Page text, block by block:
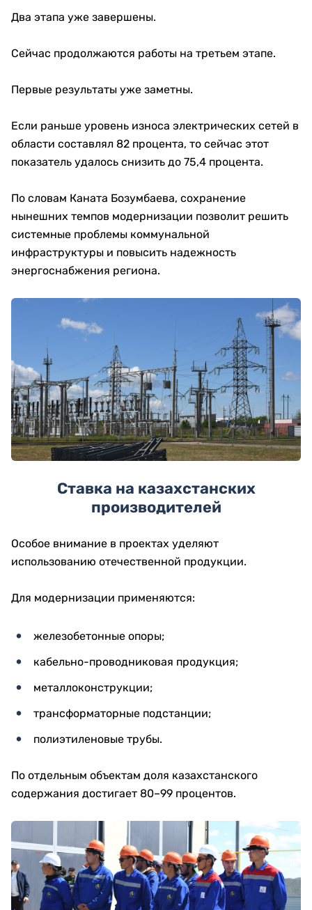
Два этапа уже завершены.
Сейчас продолжаются работы на третьем этапе.
Первые результаты уже заметны.
Если раньше уровень износа электрических сетей в
области составлял 82 процента, то сейчас этот
показатель удалось снизить до 75,4 процента.
По словам Каната Бозумбаева, сохранение
нынешних темпов модернизации позволит решить
системные проблемы коммунальной
инфраструктуры и повысить надежность
энергоснабжения региона.
Ставка на казахстанских
производителей
Особое внимание в проектах уделяют
использованию отечественной продукции.
Для модернизации применяются:
железобетонные опоры;
кабельно-проводниковая продукция;
металлоконструкции;
трансформаторные подстанции;
полиэтиленовые трубы.
По отдельным объектам доля казахстанского
содержания достигает 80–99 процентов.